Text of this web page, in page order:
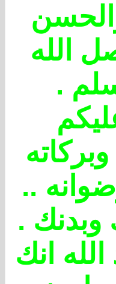
الله
.
..
.
انك